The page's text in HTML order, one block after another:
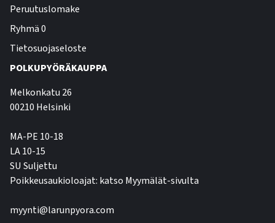
Peruutuslomake
Ryhmä 0
Tietosuojaseloste
POLKUPYÖRÄKAUPPA
Melkonkatu 26
00210 Helsinki
MA-PE 10-18
LA 10-15
SU Suljettu
Poikkeusaukioloajat: katso Myymälät-sivulta
myynti@larunpyora.com